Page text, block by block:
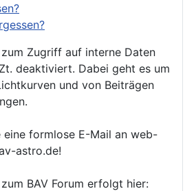
Zugriff auf interne Daten
deaktiviert. Dabei geht es um
und von Beiträgen
eine formlose E-Mail an web-
astro.de!
BAV Forum erfolgt hier: